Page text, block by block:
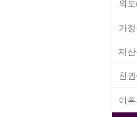
외
가
재
친
이